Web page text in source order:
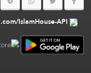
IslamHouse-API